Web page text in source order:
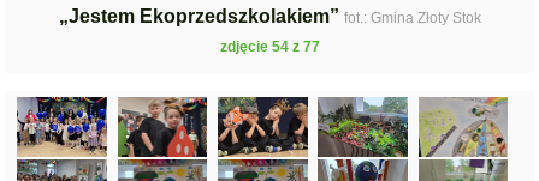
„Jestem Ekoprzedszkolakiem” fot.: Gmina Złoty Stok
zdjęcie 54 z 77